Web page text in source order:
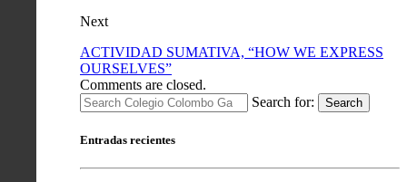
Next
ACTIVIDAD SUMATIVA, “HOW WE EXPRESS
OURSELVES”
Comments are closed.
Search for:
Search
Entradas recientes